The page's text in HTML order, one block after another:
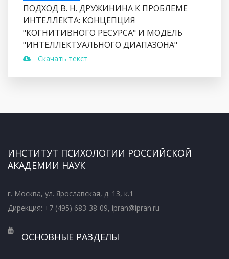
ПОДХОД В. Н. ДРУЖИНИНА К ПРОБЛЕМЕ
ИНТЕЛЛЕКТА: КОНЦЕПЦИЯ
"КОГНИТИВНОГО РЕСУРСА" И МОДЕЛЬ
"ИНТЕЛЛЕКТУАЛЬНОГО ДИАПАЗОНА"
Скачать текст
ИНСТИТУТ ПСИХОЛОГИИ РОССИЙСКОЙ
АКАДЕМИИ НАУК
г. Москва, ул. Ярославская, д. 13, к.1
Дирекция: +7 (495) 683-38-09, ipran@ipran.ru
ОСНОВНЫЕ РАЗДЕЛЫ